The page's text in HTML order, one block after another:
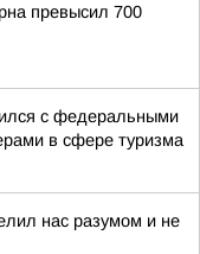
превысил 700
с федеральными
в сфере туризма
нас разумом и не